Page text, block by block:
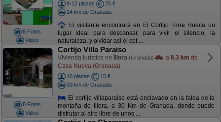
8 Fotos
Video
9-12 plazas
25 €
14 km de Granada
El visitante encontrará en El Cortijo Torre Hueca un
lugar ideal para descansar, para vivir el silencio, la
naturaleza, y olvidar así el cot ...
8 Fotos
Video
Cortijo Villa Paraiso
Vivienda turística en Íllora (Granada) a 8,3 km de
Casa Nueva (Granada)
10 plazas
15 €
30 km de Granada
El cortijo villaparaíso está enclavado en la falda de la
montaña de Illora, a 30 Km de Granada, donde puede
disfrutar al aire libre de unos ...